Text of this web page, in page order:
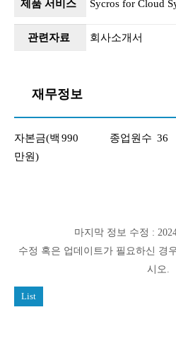
제품 서비스 Sycros for Cloud
관련자료 회사소개서
재무정보
자본금(백
만원)
990 종업원수 36
마지막 정보 수정 :
수정 혹은 업데이트가 필요하신 경
시오.
List